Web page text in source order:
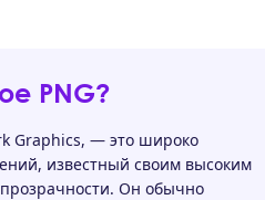
PNG?
Graphics, — это широко
известный своим высоким
Он обычно